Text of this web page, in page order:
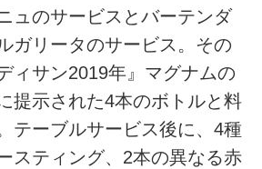
ュのサービスとバーテンダ
ガリータのサービス。その
ィサン2019年』マグナムの
提示された4本のボトルと料
テーブルサービス後に、4種
スティング、2本の異なる赤